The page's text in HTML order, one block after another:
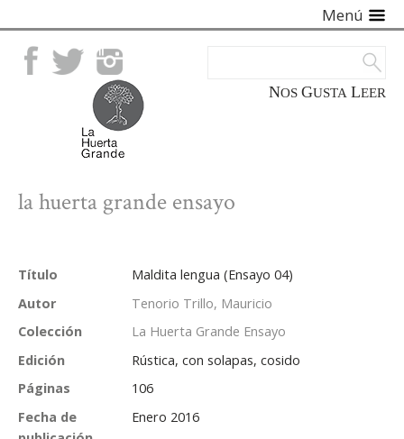
Facebook TwitterInstagram
NOS GUSTA LEER
Menú
la huerta grande ensayo
Título
Maldita lengua (Ensayo 04)
Autor
Tenorio Trillo, Mauricio
Colección
La Huerta Grande Ensayo
Edición
Rústica, con solapas, cosido
Páginas
106
Fecha de
Enero 2016